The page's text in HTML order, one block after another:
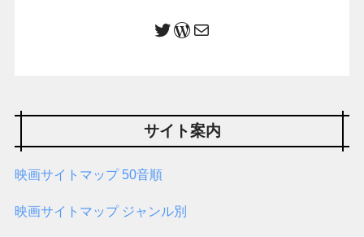
サイト案内
映画サイトマップ 50音順
映画サイトマップ ジャンル別